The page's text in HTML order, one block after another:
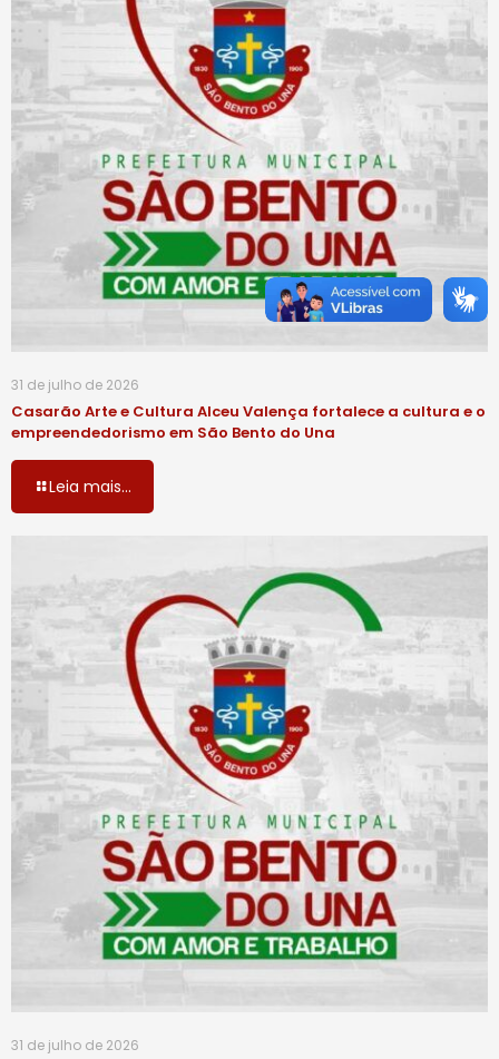
31 de julho de 2026
Casarão Arte e Cultura Alceu Valença fortalece a cultura e o
empreendedorismo em São Bento do Una
Leia mais...
31 de julho de 2026